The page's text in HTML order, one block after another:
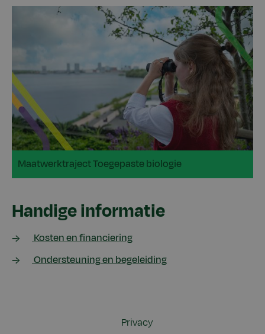
Maatwerktraject Toegepaste biologie
Handige informatie
Kosten en financiering
Ondersteuning en begeleiding
Privacy